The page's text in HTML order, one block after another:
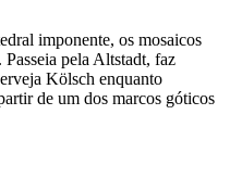
imponente, os mosaicos
Passeia pela Altstadt, faz
Kölsch enquanto
de um dos marcos góticos